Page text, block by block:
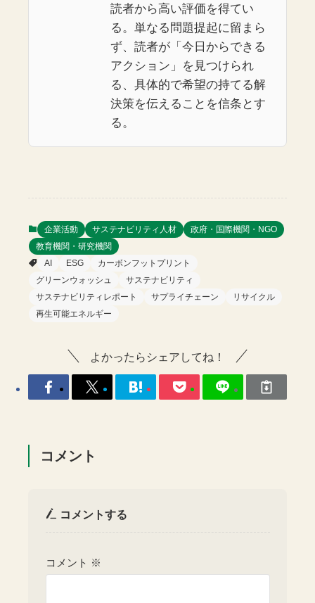
読者から高い評価を得てい
る。単なる問題提起に留まら
ず、読者が「今日からできる
アクション」を見つけられ
る、具体的で希望の持てる解
決策を伝えることを信条とす
る。
企業活動 サステナビリティ人材
政府・国際機関・NGO
教育機関・研究機関
AI
ESG
カーボンフットプリント
グリーンウォッシュ
サステナビリティ
サステナビリティレポート
サプライチェーン
リサイクル
再生可能エネルギー
よかったらシェアしてね！
コメント
コメントする
コメント ※